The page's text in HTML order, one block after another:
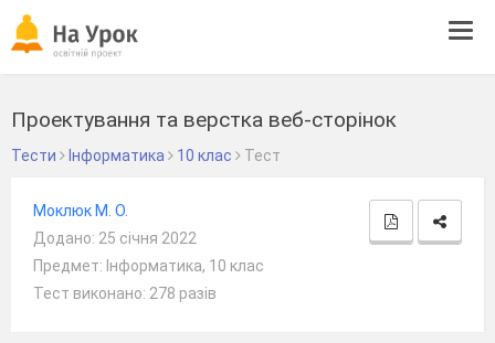
Проектування та верстка веб-сторінок
Тести Інформатика 10 клас Тест
Моклюк М. О.
Додано: 25 січня 2022
Предмет: Інформатика, 10 клас
Тест виконано: 278 разів